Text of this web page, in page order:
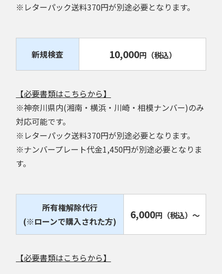
※レターパック送料370円が別途必要となります。
新規検査 10,000円 （税込）
【必要書類はこちらから】
※神奈川県内(湘南・横浜・川崎・相模ナンバー)のみ
対応可能です。
※レターパック送料370円が別途必要となります。
※ナンバープレート代金1,450円が別途必要となりま
す。
所有権解除代行
(※ローンで購入された方)
6,000円 （税込） ～
【必要書類はこちらから】